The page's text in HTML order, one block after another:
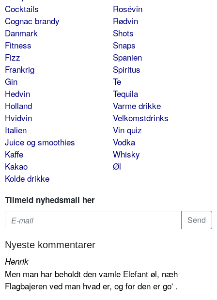
Cocktails
Cognac brandy
Danmark
Fitness
Fizz
Frankrig
Gin
Hedvin
Holland
Hvidvin
Italien
Juice og smoothies
Kaffe
Kakao
Kolde drikke
Rosévin
Rødvin
Shots
Snaps
Spanien
Spiritus
Te
Tequila
Varme drikke
Velkomstdrinks
Vin quiz
Vodka
Whisky
Øl
Tilmeld nyhedsmail her
Nyeste kommentarer
Henrik
Men man har beholdt den vamle Elefant øl, næh
Flagbajeren ved man hvad er, og for den er go' .